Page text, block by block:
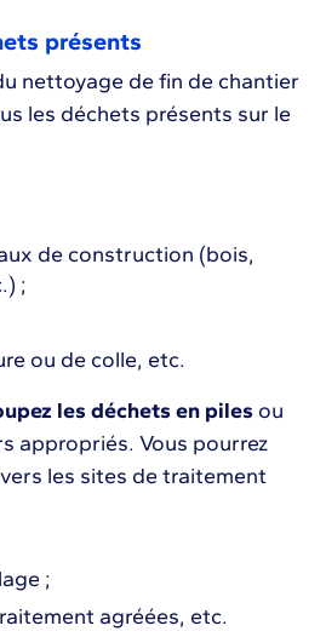
présents
nettoyage de fin de chantier
les déchets présents sur le
de construction (bois,
;
ou de colle, etc.
les déchets en piles ou
appropriés. Vous pourrez
les sites de traitement
;
agréées, etc.